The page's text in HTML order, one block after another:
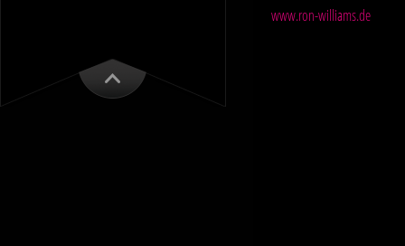
www.ron-williams.de